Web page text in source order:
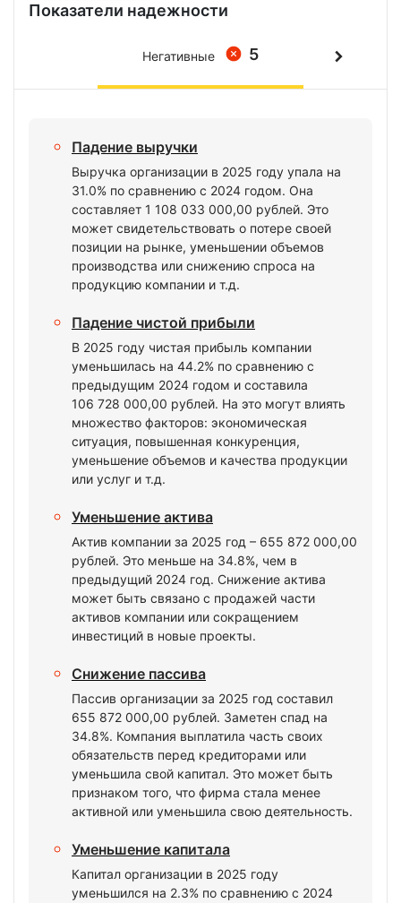
Показатели надежности
5
Негативные
Падение выручки
Выручка организации в 2025 году упала на
31.0% по сравнению с 2024 годом. Она
составляет 1 108 033 000,00 рублей. Это
может свидетельствовать о потере своей
позиции на рынке, уменьшении объемов
производства или снижению спроса на
продукцию компании и т.д.
Падение чистой прибыли
В 2025 году чистая прибыль компании
уменьшилась на 44.2% по сравнению с
предыдущим 2024 годом и составила
106 728 000,00 рублей. На это могут влиять
множество факторов: экономическая
ситуация, повышенная конкуренция,
уменьшение объемов и качества продукции
или услуг и т.д.
Уменьшение актива
Актив компании за 2025 год – 655 872 000,00
рублей. Это меньше на 34.8%, чем в
предыдущий 2024 год. Снижение актива
может быть связано с продажей части
активов компании или сокращением
инвестиций в новые проекты.
Снижение пассива
Пассив организации за 2025 год составил
655 872 000,00 рублей. Заметен спад на
34.8%. Компания выплатила часть своих
обязательств перед кредиторами или
уменьшила свой капитал. Это может быть
признаком того, что фирма стала менее
активной или уменьшила свою деятельность.
Уменьшение капитала
Капитал организации в 2025 году
уменьшился на 2.3% по сравнению с 2024